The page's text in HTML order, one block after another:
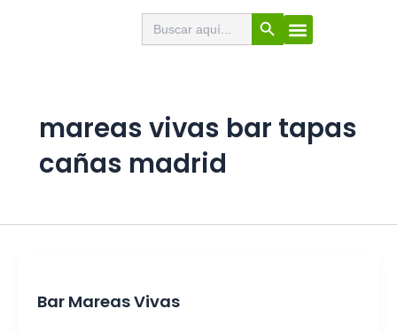
Menú
Buscar: Botón de búsqueda
mareas vivas bar tapas
cañas madrid
Bar Mareas Vivas